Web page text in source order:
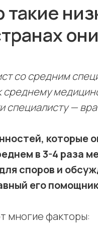
со средним
специалисту —
которые
в 3-4 раза
споров и
его
многие факторы: